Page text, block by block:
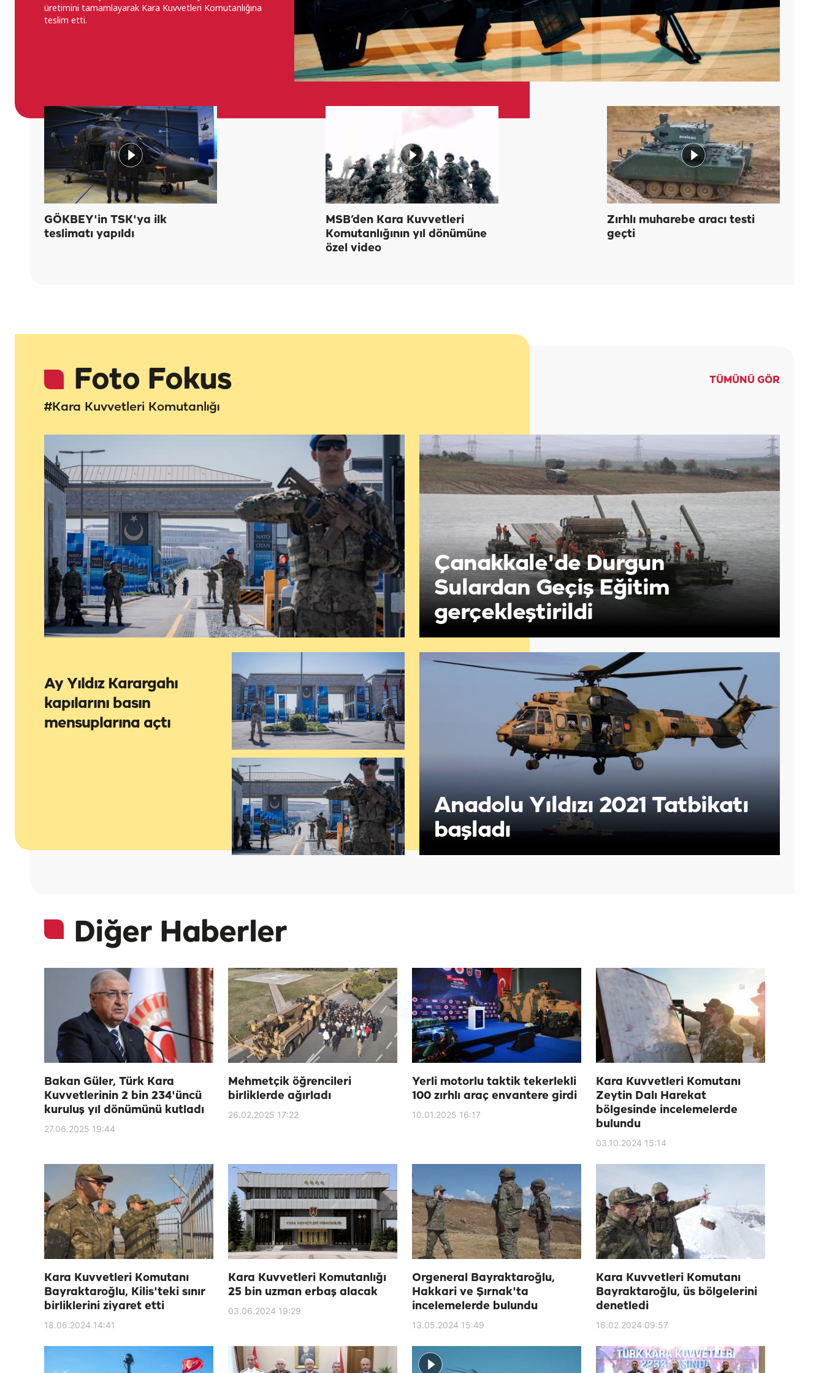
üretimini tamamlayarak Kara Kuvvetleri Komutanlığına
teslim etti.
GÖKBEY'in TSK'ya ilk
teslimatı yapıldı
MSB’den Kara Kuvvetleri
Komutanlığının yıl dönümüne
özel video
Zırhlı muharebe aracı testi
geçti
Foto Fokus TÜMÜNÜ GÖR
#Kara Kuvvetleri Komutanlığı
Ay Yıldız Karargahı
kapılarını basın
mensuplarına açtı
Çanakkale'de Durgun
Sulardan Geçiş Eğitim
gerçekleştirildi
Anadolu Yıldızı 2021 Tatbikatı
başladı
Diğer Haberler
Bakan Güler, Türk Kara
Kuvvetlerinin 2 bin 234'üncü
kuruluş yıl dönümünü kutladı
27.06.2025 19:44
Mehmetçik öğrencileri
birliklerde ağırladı
26.02.2025 17:22
Yerli motorlu taktik tekerlekli
100 zırhlı araç envantere girdi
10.01.2025 16:17
Kara Kuvvetleri Komutanı
Zeytin Dalı Harekat
bölgesinde incelemelerde
bulundu
03.10.2024 15:14
Kara Kuvvetleri Komutanı
Bayraktaroğlu, Kilis'teki sınır
birliklerini ziyaret etti
18.06.2024 14:41
Kara Kuvvetleri Komutanlığı
25 bin uzman erbaş alacak
03.06.2024 19:29
Orgeneral Bayraktaroğlu,
Hakkari ve Şırnak'ta
incelemelerde bulundu
13.05.2024 15:49
Kara Kuvvetleri Komutanı
Bayraktaroğlu, üs bölgelerini
denetledi
16.02.2024 09:57